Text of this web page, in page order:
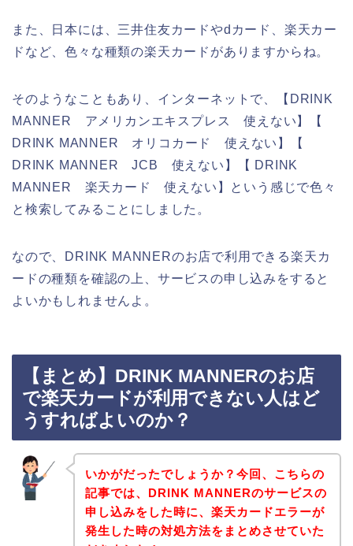
また、日本には、三井住友カードやdカード、楽天カー
ドなど、色々な種類の楽天カードがありますからね。
そのようなこともあり、インターネットで、【DRINK
MANNER アメリカンエキスプレス 使えない】【
DRINK MANNER オリコカード 使えない】【
DRINK MANNER JCB 使えない】【 DRINK
MANNER 楽天カード 使えない】という感じで色々
と検索してみることにしました。
なので、DRINK MANNERのお店で利用できる楽天カ
ードの種類を確認の上、サービスの申し込みをすると
よいかもしれませんよ。
【まとめ】DRINK MANNERのお店
で楽天カードが利用できない人はど
うすればよいのか？
いかがだったでしょうか？今回、こちらの
記事では、DRINK MANNERのサービスの
申し込みをした時に、楽天カードエラーが
発生した時の対処方法をまとめさせていた